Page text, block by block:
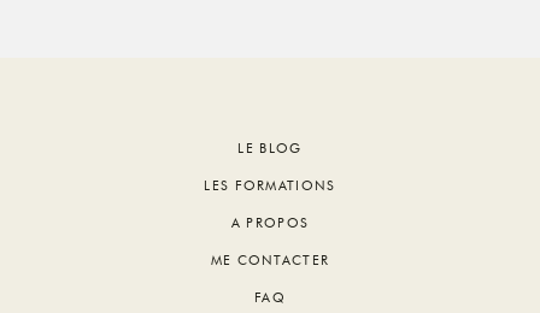
LE BLOG
LES FORMATIONS
A PROPOS
ME CONTACTER
FAQ